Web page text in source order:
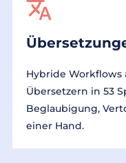
Hybride Workflows
Übersetzern in 53
Beglaubigung,
einer Hand.